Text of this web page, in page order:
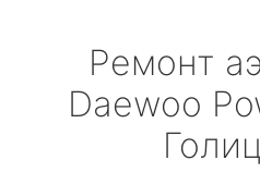
Ремонт
Daewoo